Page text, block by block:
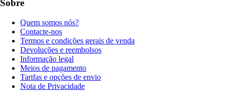
Sobre
Quem somos nós?
Contacte-nos
Termos e condições gerais de venda
Devoluções e reembolsos
Informação legal
Meios de pagamento
Tarifas e opções de envio
Nota de Privacidade